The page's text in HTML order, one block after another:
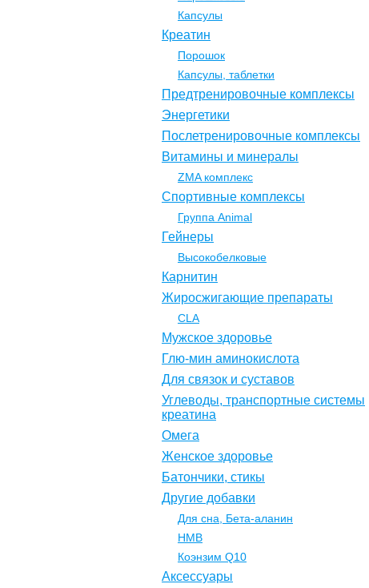
Капсулы
Креатин
Порошок
Капсулы, таблетки
Предтренировочные комплексы
Энергетики
Послетренировочные комплексы
Витамины и минералы
ZMA комплекс
Спортивные комплексы
Группа Animal
Гейнеры
Высокобелковые
Карнитин
Жиросжигающие препараты
CLA
Мужское здоровье
Глю-мин аминокислота
Для связок и суставов
Углеводы, транспортные системы
креатина
Омега
Женское здоровье
Батончики, стикы
Другие добавки
Для сна, Бета-аланин
НМВ
Коэнзим Q10
Аксессуары